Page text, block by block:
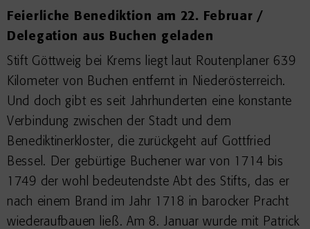
Feierliche Benediktion am 22. Februar /
Delegation aus Buchen geladen
Stift Göttweig bei Krems liegt laut Routenplaner 639
Kilometer von Buchen entfernt in Niederösterreich.
Und doch gibt es seit Jahrhunderten eine konstante
Verbindung zwischen der Stadt und dem
Benediktinerkloster, die zurückgeht auf Gottfried
Bessel. Der gebürtige Buchener war von 1714 bis
1749 der wohl bedeutendste Abt des Stifts, das er
nach einem Brand im Jahr 1718 in barocker Pracht
wiederaufbauen ließ. Am 8. Januar wurde mit Patrick